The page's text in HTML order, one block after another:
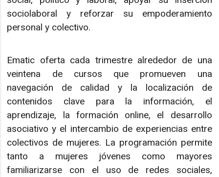
sociolaboral y reforzar su empoderamiento
personal y colectivo.
Ematic oferta cada trimestre alrededor de una
veintena de cursos que promueven una
navegación de calidad y la localización de
contenidos clave para la información, el
aprendizaje, la formación online, el desarrollo
asociativo y el intercambio de experiencias entre
colectivos de mujeres. La programación permite
tanto a mujeres jóvenes como mayores
familiarizarse con el uso de redes sociales,